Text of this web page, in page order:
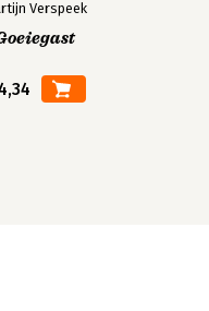
Verspeek